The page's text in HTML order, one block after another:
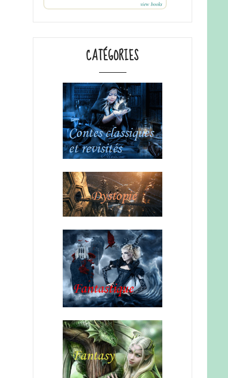
view books
CATÉGORIES